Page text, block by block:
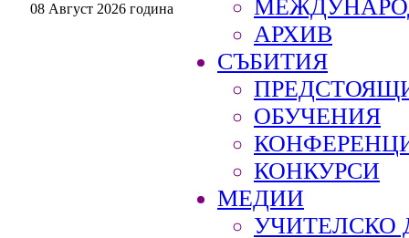
08 Август 2026 година
АРХИВ
СЪБИТИЯ
ОБУЧЕНИЯ
КОНКУРСИ
МЕДИИ
УЧИТЕЛСКО